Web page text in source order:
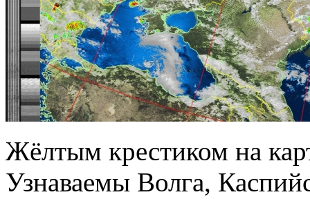
Жёлтым крестиком на
Узнаваемы Волга,